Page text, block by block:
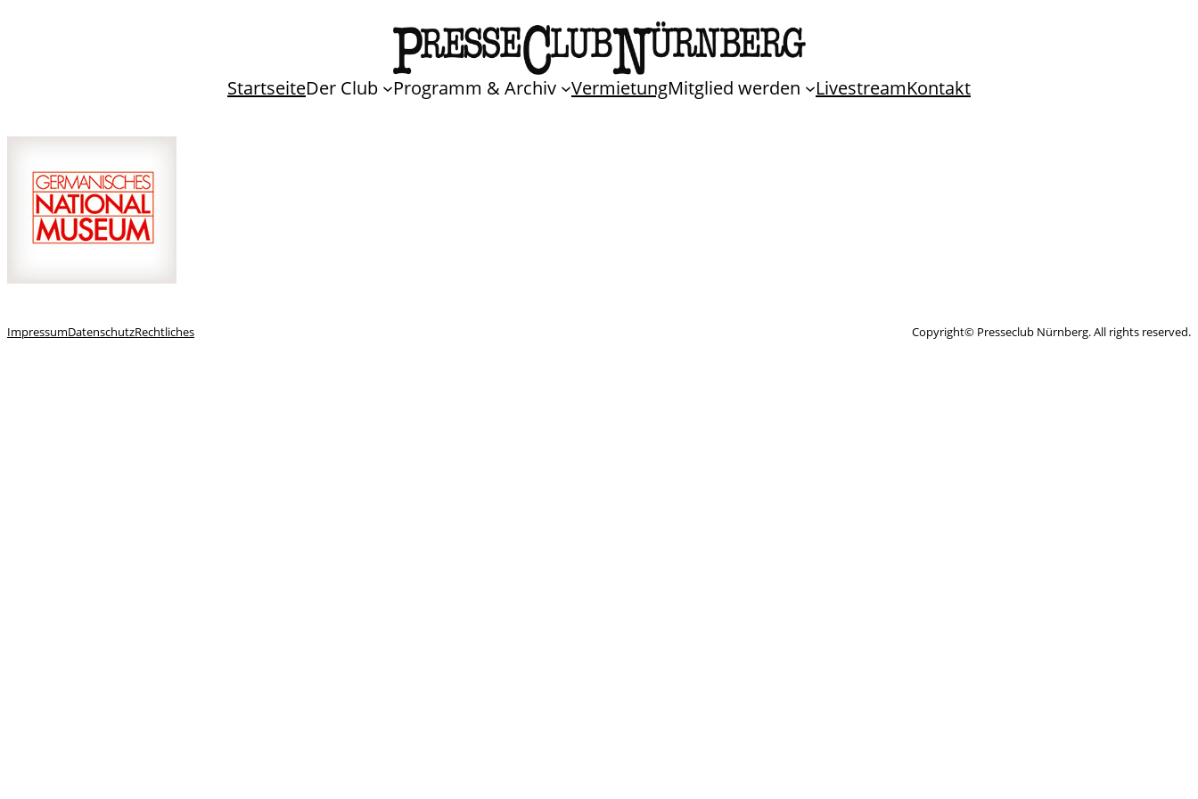
StartseiteDer Club Programm & Archiv VermietungMitglied werden LivestreamKontakt
ImpressumDatenschutzRechtliches Copyright© Presseclub Nürnberg. All rights reserved.